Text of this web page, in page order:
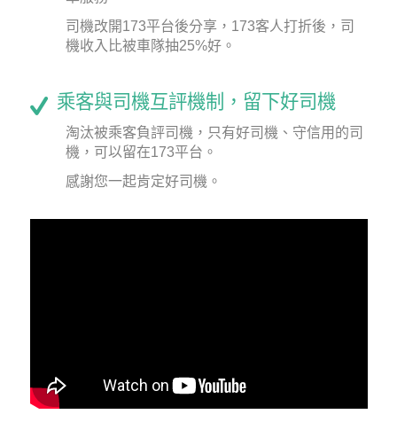
司機改開173平台後分享，173客人打折後，司
機收入比被車隊抽25%好。
乘客與司機互評機制，留下好司機
淘汰被乘客負評司機，只有好司機、守信用的司
機，可以留在173平台。
感謝您一起肯定好司機。